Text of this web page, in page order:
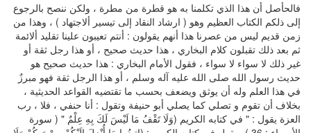
فالحأصل أن هذا الذي تكلمنا به هو قطرة من مطرة ، ولكن ننصح بالرجوع
إلى ذلكم الكتاب العظيم وهو ( ارشاد النقاد إلى تيسير ألاجتهاد ) ، وهذا من
زمن قديم ليس من عصرنا هذا أنهم يقولون : أنتم تعيبون علينا تقليد ألائمة
ثم بعد ذلك تقبلون كلام البخاري ، هذا حديث صحيح ، أو هذا رجل ثقة أو
غير ذلك لا سواء لا سواء ، فقول الأمام البخاري : هذا حديث صحيح هو
حديث رسول الله صلى الله عليه آله وسلم ، أو هذا الرجل ثقة فهو مبرزٌ
في هذا العلم وله أن يوثق ويضعف بحسب ما تقتضيه القواعد الحديثية ،
بخلاف أن تقوم و تصلي كما يصلي أبو حنيفة وتقول : أنا حنفي ، فلا ، رب
العزة يقول : " في كتابه الكريم (وَلَا تَقْفُ مَا لَيْسَ لَكَ بِهِ عِلْمٌ " ( سورة